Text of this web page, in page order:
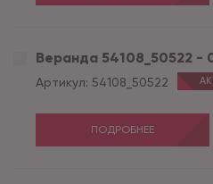
Веранда 54108_50522 -
Артикул: 54108_50522
ПОДРОБНЕЕ